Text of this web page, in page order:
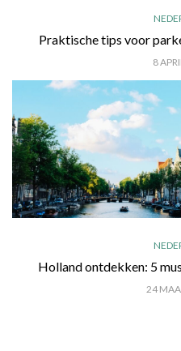
Praktische tips voor
8
Holland ontdekken: 5
24